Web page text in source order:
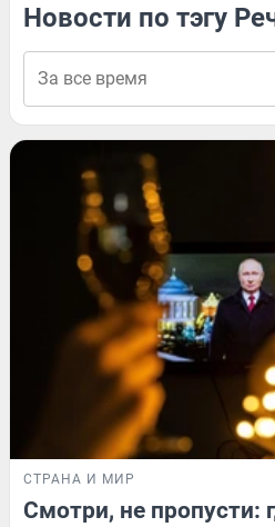
Новости по тэгу
СТРАНА И МИР
Смотри, не пропусти: